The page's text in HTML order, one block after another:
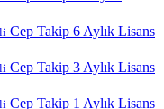
Cep Takip 6 Aylık Lisans
Cep Takip 3 Aylık Lisans
Cep Takip 1 Aylık Lisans